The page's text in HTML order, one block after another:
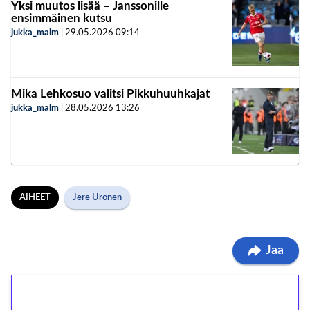
Yksi muutos lisää – Janssonille
ensimmäinen kutsu
jukka_malm 29.05.2026 09:14
Mika Lehkosuo valitsi Pikkuhuuhkajat
jukka_malm 28.05.2026 13:26
AIHEET Jere Uronen
Jaa